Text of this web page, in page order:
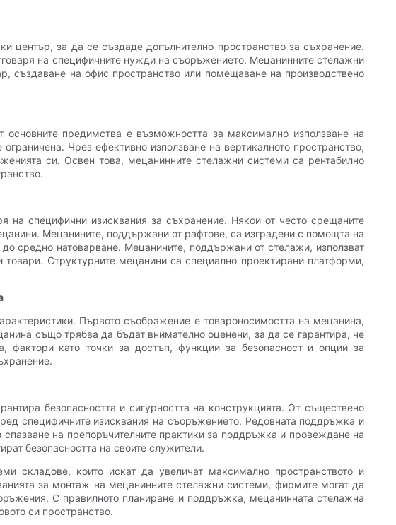
център, за да се създаде допълнително пространство за съхранение.
на специфичните нужди на съоръжението. Мецанинните стелажни
създаване на офис пространство или помещаване на производствено
предимства е възможността за максимално използване на
Чрез ефективно използване на вертикалното пространство,
си. Освен това, мецанинните стелажни системи са рентабилно
на специфични изисквания за съхранение. Някои от често срещаните
Мецанините, поддържани от рафтове, са изградени с помощта на
средно натоварване. Мецанините, поддържани от стелажи, използват
Структурните мецанини са специално проектирани платформи,
Първото съображение е товароносимостта на мецанина,
също трябва да бъдат внимателно оценени, за да се гарантира, че
фактори като точки за достъп, функции за безопасност и опции за
безопасността и сигурността на конструкцията. От съществено
специфичните изисквания на съоръжението. Редовната поддръжка и
на препоръчителните практики за поддръжка и провеждане на
безопасността на своите служители.
складове, които искат да увеличат максимално пространството и
за монтаж на мецанинните стелажни системи, фирмите могат да
С правилното планиране и поддръжка, мецанинната стелажна
си пространство.